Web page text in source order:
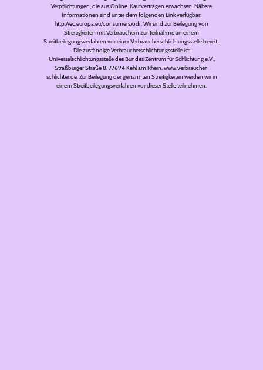
Verpflichtungen, die aus Online-Kaufverträgen erwachsen. Nähere
Informationen sind unter dem folgenden Link verfügbar:
http://ec.europa.eu/consumers/odr. Wir sind zur Beilegung von
Streitigkeiten mit Verbrauchern zur Teilnahme an einem
Streitbeilegungsverfahren vor einer Verbraucherschlichtungsstelle bereit.
Die zuständige Verbraucherschlichtungsstelle ist:
Universalschlichtungsstelle des Bundes Zentrum für Schlichtung e.V.,
Straßburger Straße 8, 77694 Kehl am Rhein, www.verbraucher-
schlichter.de. Zur Beilegung der genannten Streitigkeiten werden wir in
einem Streitbeilegungsverfahren vor dieser Stelle teilnehmen.